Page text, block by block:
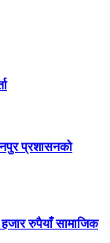
प्रशासनको
रुपैयाँ सामाजिक